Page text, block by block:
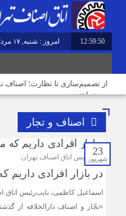
12:59:50 امروز : شنبه, ۱۷ مرداد , ۱۴۰۵
از تصمیم‌سازی تا نظارت؛ اصناف
می‌خواهند
قیمت شوینده کاهش۴۰درصدی تقاضا
اصناف و تجار
23
شهریور
نایب‌رئیس اتاق اصناف تهران:
در بازار افرادی داریم
اسماعیل کاظمی، نایب‌رئیس اتاق
«تجّار و اصناف دارالخلافه از